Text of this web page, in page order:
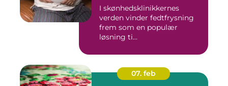
I skønhedsklinikkernes
verden vinder fedtfrysning
frem som en populær
løsning ti...
07. feb